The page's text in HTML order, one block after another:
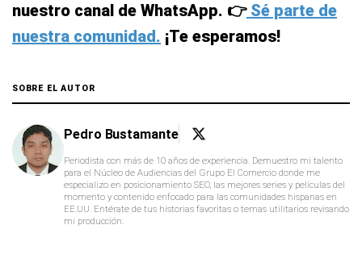
nuestro canal de WhatsApp. 👉Sé parte de
nuestra comunidad. ¡Te esperamos!
SOBRE EL AUTOR
Pedro Bustamante
Periodista con más de 10 años de experiencia. Demuestro mi talento
para el Núcleo de Audiencias del Grupo El Comercio donde me
especializo en posicionamiento SEO, las mejores series y películas del
momento y contenido enfocado para las comunidades hispanas en
EE.UU. Entérate de tus historias favoritas o temas utilitarios revisando
mi producción.